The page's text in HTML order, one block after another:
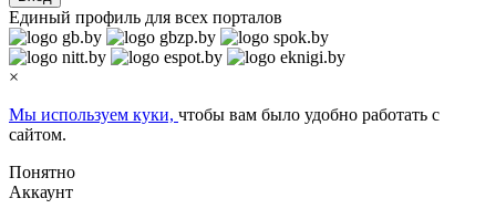
Единый профиль для всех порталов
×
Мы используем куки, чтобы вам было удобно работать с
сайтом.
Понятно
Аккаунт